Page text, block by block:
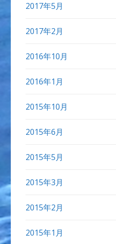
2017年5月
2017年2月
2016年10月
2016年1月
2015年10月
2015年6月
2015年5月
2015年3月
2015年2月
2015年1月